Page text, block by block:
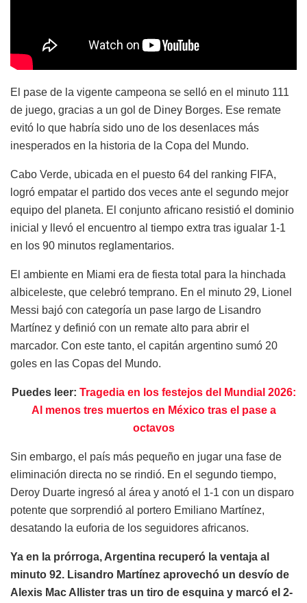
El pase de la vigente campeona se selló en el minuto 111
de juego, gracias a un gol de Diney Borges. Ese remate
evitó lo que habría sido uno de los desenlaces más
inesperados en la historia de la Copa del Mundo.
Cabo Verde, ubicada en el puesto 64 del ranking FIFA,
logró empatar el partido dos veces ante el segundo mejor
equipo del planeta. El conjunto africano resistió el dominio
inicial y llevó el encuentro al tiempo extra tras igualar 1-1
en los 90 minutos reglamentarios.
El ambiente en Miami era de fiesta total para la hinchada
albiceleste, que celebró temprano. En el minuto 29, Lionel
Messi bajó con categoría un pase largo de Lisandro
Martínez y definió con un remate alto para abrir el
marcador. Con este tanto, el capitán argentino sumó 20
goles en las Copas del Mundo.
Puedes leer: Tragedia en los festejos del Mundial 2026:
Al menos tres muertos en México tras el pase a
octavos
Sin embargo, el país más pequeño en jugar una fase de
eliminación directa no se rindió. En el segundo tiempo,
Deroy Duarte ingresó al área y anotó el 1-1 con un disparo
potente que sorprendió al portero Emiliano Martínez,
desatando la euforia de los seguidores africanos.
Ya en la prórroga, Argentina recuperó la ventaja al
minuto 92. Lisandro Martínez aprovechó un desvío de
Alexis Mac Allister tras un tiro de esquina y marcó el 2-